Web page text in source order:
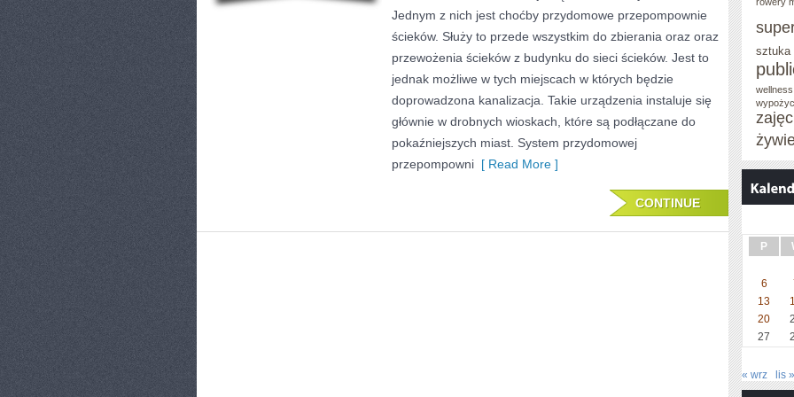
ZAJMUJĄCE
WYBORY
LUDZI,
KTÓRZY
PISZĄ
TAKĄ
INWESTYCJĘ
Jednym z nich jest choćby przydomowe przepompownie
ścieków. Służy to przede wszystkim do zbierania oraz oraz
przewożenia ścieków z budynku do sieci ścieków. Jest to
jednak możliwe w tych miejscach w których będzie
doprowadzona kanalizacja. Takie urządzenia instaluje się
głównie w drobnych wioskach, które są podłączane do
pokaźniejszych miast. System przydomowej
przepompowni [ Read More ]
CONTINUE
sztuka
P
6
13
20
27
« wrz lis »